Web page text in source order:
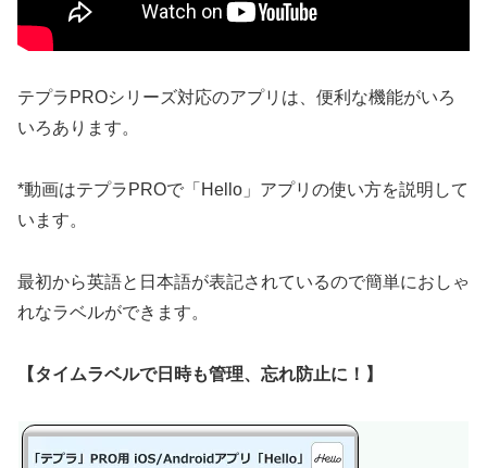
テプラPROシリーズ対応のアプリは、便利な機能がいろ
いろあります。
*動画はテプラPROで「Hello」アプリの使い方を説明して
います。
最初から英語と日本語が表記されているので簡単におしゃ
れなラベルができます。
【タイムラベルで日時も管理、忘れ防止に！】